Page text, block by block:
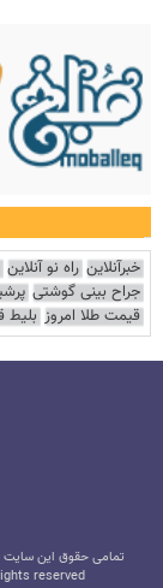
خبرآنلاین راه نو آنلاین
جراح بینی گوشتی
قیمت طلا امروز بلیط
تمامی حقوق این سایت
reserved